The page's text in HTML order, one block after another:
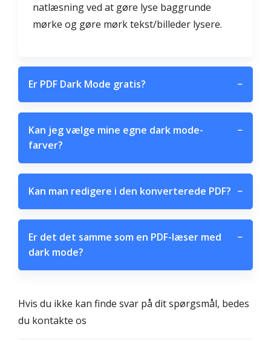
natlæsning ved at gøre lyse baggrunde
mørke og gøre mørk tekst/billeder lysere.
Er PDF Dark Mode gratis? −
Kan jeg vælge mine egne dark mode-
farver?
−
Kan man redigere i den konverterede PDF? −
Er det det samme som en PDF-læser med
dark mode?
−
Hvis du ikke kan finde svar på dit spørgsmål, bedes
du kontakte os